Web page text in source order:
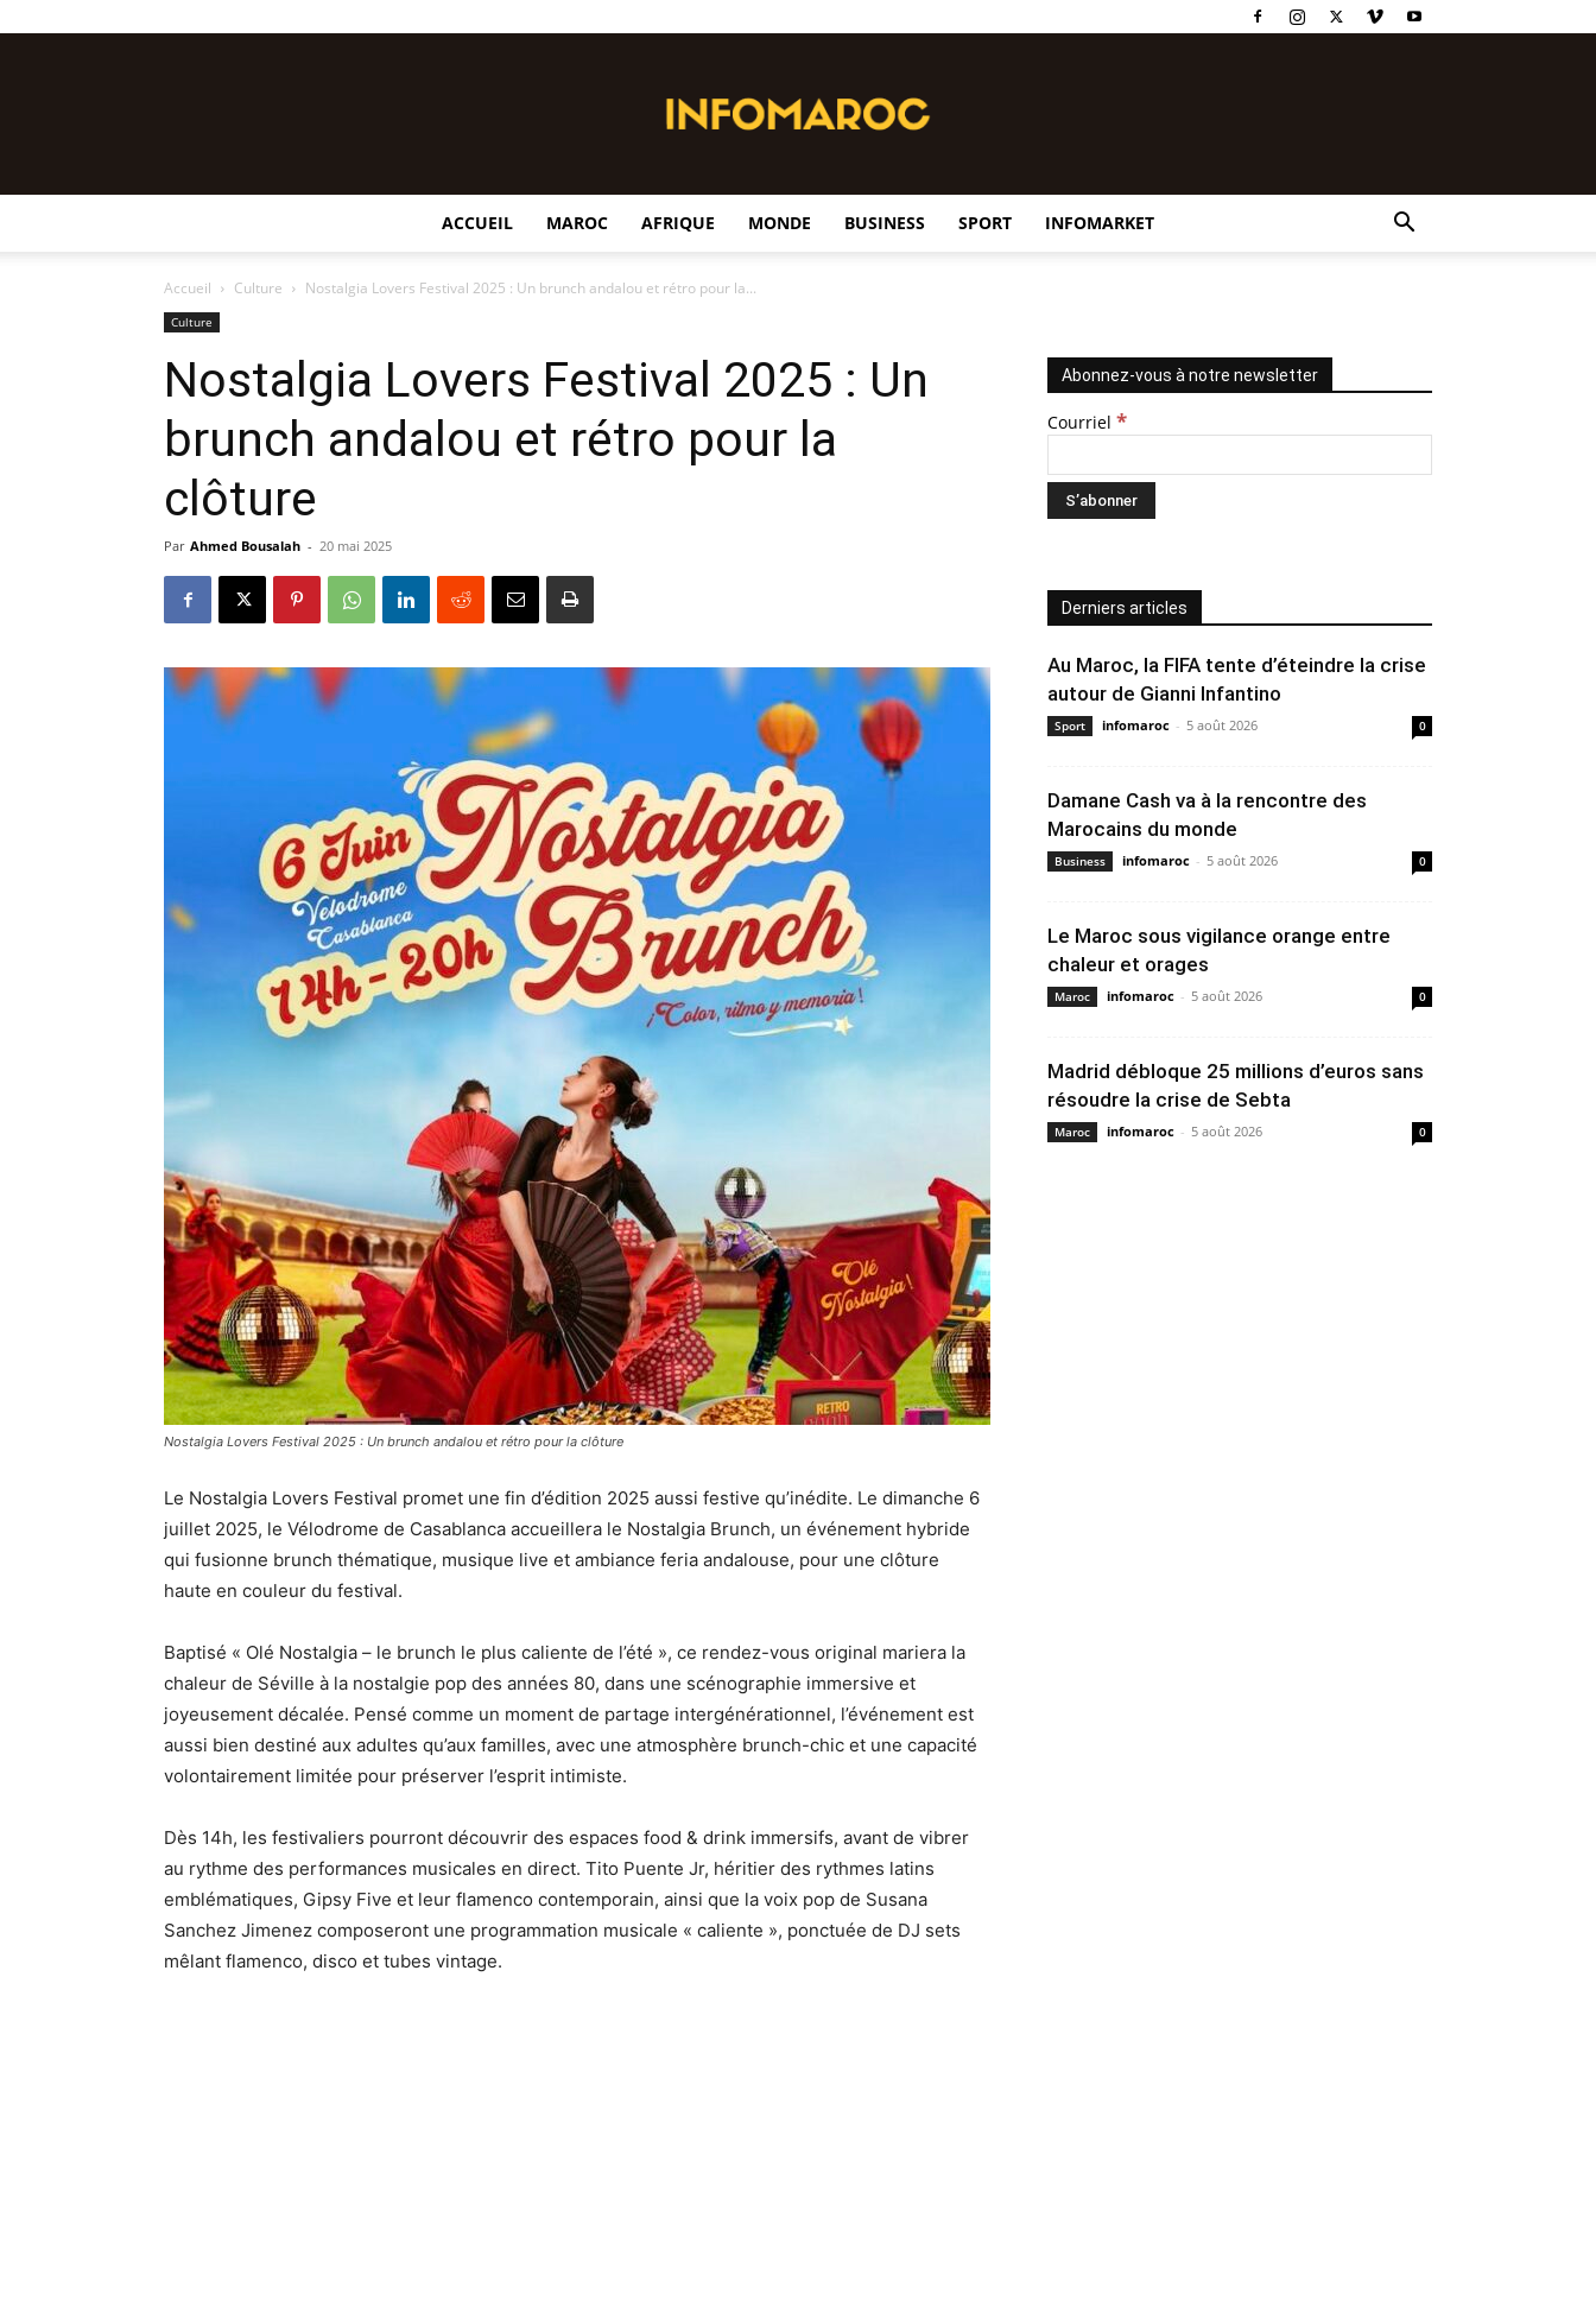
ACCUEIL MAROC AFRIQUE MONDE BUSINESS SPORT INFOMARKET
Accueil Culture Nostalgia Lovers Festival 2025 : Un brunch andalou et rétro pour la...
Culture
Nostalgia Lovers Festival 2025 : Un
brunch andalou et rétro pour la
clôture
Par Ahmed Bousalah - 20 mai 2025
Nostalgia Lovers Festival 2025 : Un brunch andalou et rétro pour la clôture
Le Nostalgia Lovers Festival promet une fin d’édition 2025 aussi festive qu’inédite. Le dimanche 6
juillet 2025, le Vélodrome de Casablanca accueillera le Nostalgia Brunch, un événement hybride
qui fusionne brunch thématique, musique live et ambiance feria andalouse, pour une clôture
haute en couleur du festival.
Baptisé « Olé Nostalgia – le brunch le plus caliente de l’été », ce rendez-vous original mariera la
chaleur de Séville à la nostalgie pop des années 80, dans une scénographie immersive et
joyeusement décalée. Pensé comme un moment de partage intergénérationnel, l’événement est
aussi bien destiné aux adultes qu’aux familles, avec une atmosphère brunch-chic et une capacité
volontairement limitée pour préserver l’esprit intimiste.
Dès 14h, les festivaliers pourront découvrir des espaces food & drink immersifs, avant de vibrer
au rythme des performances musicales en direct. Tito Puente Jr, héritier des rythmes latins
emblématiques, Gipsy Five et leur flamenco contemporain, ainsi que la voix pop de Susana
Sanchez Jimenez composeront une programmation musicale « caliente », ponctuée de DJ sets
mêlant flamenco, disco et tubes vintage.
Abonnez-vous à notre newsletter
Courriel *
Derniers articles
Au Maroc, la FIFA tente d’éteindre la crise
autour de Gianni Infantino
Sport infomaroc - 5 août 2026 0
Damane Cash va à la rencontre des
Marocains du monde
Business infomaroc - 5 août 2026 0
Le Maroc sous vigilance orange entre
chaleur et orages
Maroc infomaroc - 5 août 2026 0
Madrid débloque 25 millions d’euros sans
résoudre la crise de Sebta
Maroc infomaroc - 5 août 2026 0